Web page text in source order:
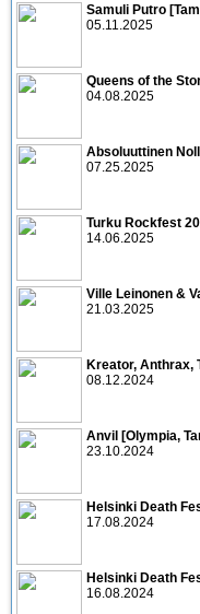
Samuli Putro
05.11.2025
Queens of the
04.08.2025
Absoluuttinen
07.25.2025
Turku Rockfest
14.06.2025
Ville Leinonen &
21.03.2025
Kreator, Anthrax,
08.12.2024
Anvil [Olympia,
23.10.2024
Helsinki Death
17.08.2024
Helsinki Death
16.08.2024